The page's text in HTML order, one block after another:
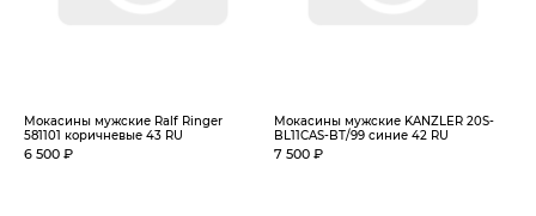
Мокасины мужские Ralf Ringer
581101 коричневые 43 RU
6 500 ₽
Мокасины мужские KANZLER 20S-
BL11CAS-BT/99 синие 42 RU
7 500 ₽